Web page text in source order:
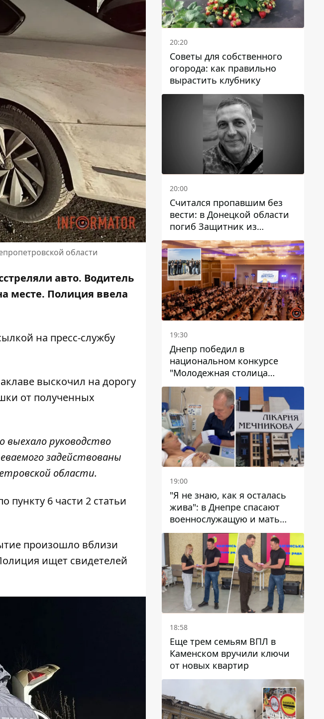
области
авто. Водитель
месте. Полиция ввела
на пресс-службу
выскочил на дорогу
от полученных
выехало руководство
задействованы
области.
пункту 6 части 2 статьи
произошло вблизи
ищет свидетелей
20:20
Советы для собственного
огорода: как правильно
вырастить клубнику
20:00
Считался пропавшим без
вести: в Донецкой области
погиб Защитник из
Каменского Антон
Красовский
19:30
Днепр победил в
национальном конкурсе
"Молодежная столица
Украины – 2026"
19:00
"Я не знаю, как я осталась
жива": в Днепре спасают
военнослужащую и мать
четверых детей, которую
ранил КАБ
18:58
Еще трем семьям ВПЛ в
Каменском вручили ключи
от новых квартир